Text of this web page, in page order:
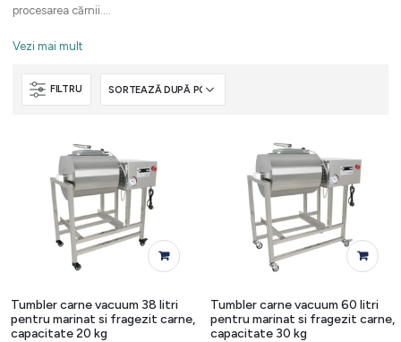
procesarea cărnii....
Vezi mai mult
FILTRU
Tumbler carne vacuum 38 litri
pentru marinat si fragezit carne,
capacitate 20 kg
Tumbler carne vacuum 60 litri
pentru marinat si fragezit carne,
capacitate 30 kg